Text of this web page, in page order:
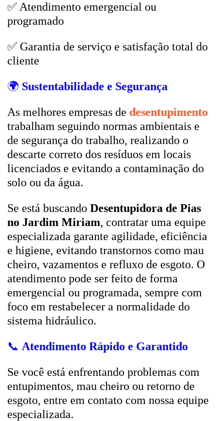
✅ Atendimento emergencial ou
programado
✅ Garantia de serviço e satisfação total do
cliente
🌍 Sustentabilidade e Segurança
As melhores empresas de desentupimento
trabalham seguindo normas ambientais e
de segurança do trabalho, realizando o
descarte correto dos resíduos em locais
licenciados e evitando a contaminação do
solo ou da água.
Se está buscando Desentupidora de Pias
no Jardim Miriam, contratar uma equipe
especializada garante agilidade, eficiência
e higiene, evitando transtornos como mau
cheiro, vazamentos e refluxo de esgoto. O
atendimento pode ser feito de forma
emergencial ou programada, sempre com
foco em restabelecer a normalidade do
sistema hidráulico.
📞 Atendimento Rápido e Garantido
Se você está enfrentando problemas com
entupimentos, mau cheiro ou retorno de
esgoto, entre em contato com nossa equipe
especializada.